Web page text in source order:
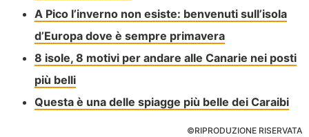
A Pico l’inverno non esiste: benvenuti sull’isola
d’Europa dove è sempre primavera
8 isole, 8 motivi per andare alle Canarie nei posti
più belli
Questa è una delle spiagge più belle dei Caraibi
©RIPRODUZIONE RISERVATA